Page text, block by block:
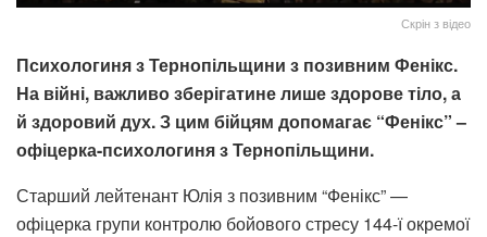
Скрін з відео
Психологиня з Тернопільщини з позивним Фенікс.
На війні, важливо зберігатине лише здорове тіло, а
й здоровий дух. З цим бійцям допомагає “Фенікс” –
офіцерка-психологиня з Тернопільщини.
Старший лейтенант Юлія з позивним “Фенікс” —
офіцерка групи контролю бойового стресу 144-ї окремої